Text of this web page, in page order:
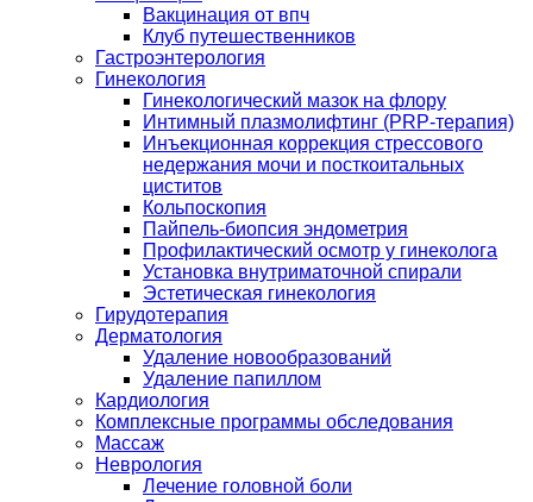
Вакцинация от впч
Клуб путешественников
Гастроэнтерология
Гинекология
Гинекологический мазок на флору
Интимный плазмолифтинг (PRP-терапия)
Инъекционная коррекция стрессового
недержания мочи и посткоитальных
циститов
Кольпоскопия
Пайпель-биопсия эндометрия
Профилактический осмотр у гинеколога
Установка внутриматочной спирали
Эстетическая гинекология
Гирудотерапия
Дерматология
Удаление новообразований
Удаление папиллом
Кардиология
Комплексные программы обследования
Массаж
Неврология
Лечение головной боли